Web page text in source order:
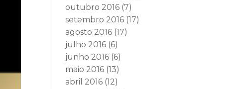
outubro 2016 (7)
setembro 2016 (17)
agosto 2016 (17)
julho 2016 (6)
junho 2016 (6)
maio 2016 (13)
abril 2016 (12)